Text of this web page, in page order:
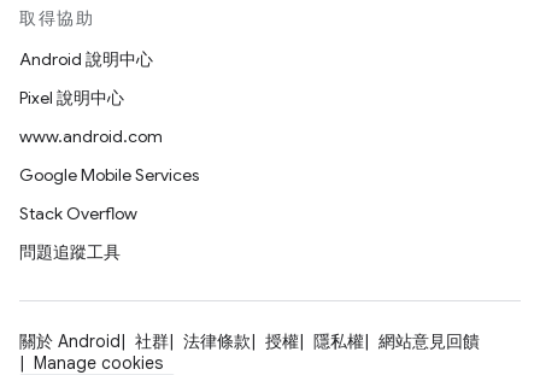
取得協助
Android 說明中心
Pixel 說明中心
www.android.com
Google Mobile Services
Stack Overflow
問題追蹤工具
關於 Android 社群 法律條款 授權 隱私權
網站意見回饋
Manage cookies